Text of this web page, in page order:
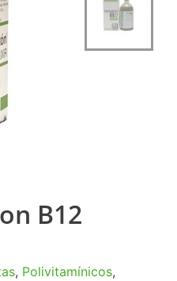
B12
, Polivitamínicos,